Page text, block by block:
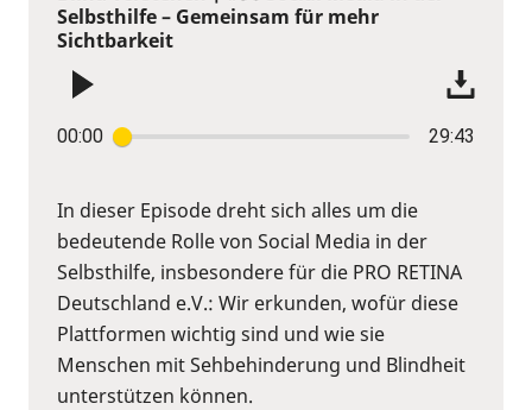
Selbsthilfe – Gemeinsam für mehr
Sichtbarkeit
00:00 29:43
In dieser Episode dreht sich alles um die
bedeutende Rolle von Social Media in der
Selbsthilfe, insbesondere für die PRO RETINA
Deutschland e.V.: Wir erkunden, wofür diese
Plattformen wichtig sind und wie sie
Menschen mit Sehbehinderung und Blindheit
unterstützen können.